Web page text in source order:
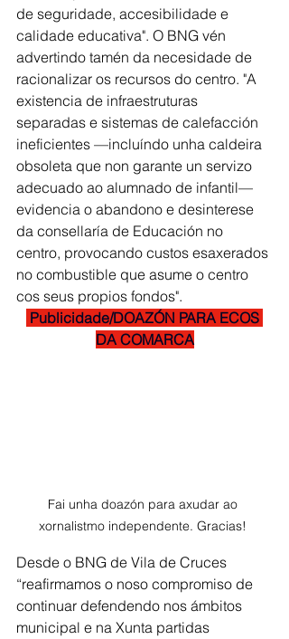
de seguridade, accesibilidade e
calidade educativa". O BNG vén
advertindo tamén da necesidade de
racionalizar os recursos do centro. "A
existencia de infraestruturas
separadas e sistemas de calefacción
ineficientes —incluíndo unha caldeira
obsoleta que non garante un servizo
adecuado ao alumnado de infantil—
evidencia o abandono e desinterese
da consellaría de Educación no
centro, provocando custos esaxerados
no combustible que asume o centro
cos seus propios fondos".
Publicidade/DOAZÓN PARA ECOS
DA COMARCA
Fai unha doazón para axudar ao
xornalistmo independente. Gracias!
Desde o BNG de Vila de Cruces
“reafirmamos o noso compromiso de
continuar defendendo nos ámbitos
municipal e na Xunta partidas